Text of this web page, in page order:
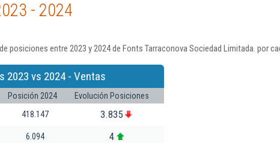
- 2024
posiciones entre 2023 y 2024 de Fonts Tarraconova Sociedad Limitada. por
2023 vs 2024 - Ventas
Posición 2024
Evolución Posiciones
418.147 3.835
6.094 4